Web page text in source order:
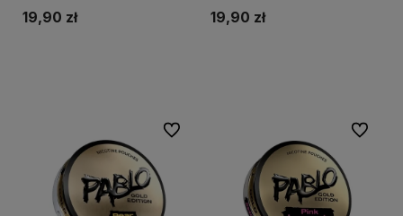
19,90 zł 19,90 zł
Do ulubionych Do